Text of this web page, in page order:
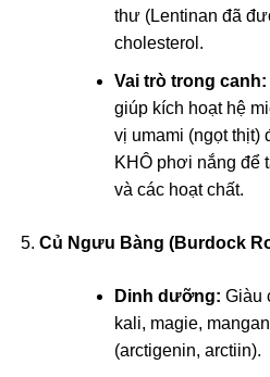
thư (Lentinan đã
cholesterol.
Vai trò trong canh:
giúp kích hoạt hệ
vị umami (ngọt thịt)
KHÔ phơi nắng để
và các hoạt chất.
Củ Ngưu Bàng (Burdock
Dinh dưỡng: Giàu
kali, magie,
(arctigenin, arctiin).